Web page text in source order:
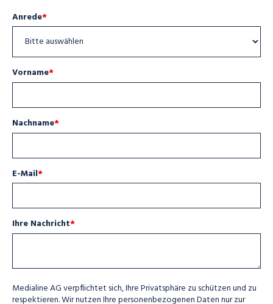
Anrede*
Vorname*
Nachname*
E-Mail*
Ihre Nachricht*
Medialine AG verpflichtet sich, Ihre Privatsphäre zu schützen und zu
respektieren. Wir nutzen Ihre personenbezogenen Daten nur zur